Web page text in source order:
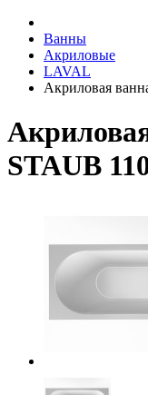
Ванны
Акриловые
LAVAL
Акриловая
STAUB